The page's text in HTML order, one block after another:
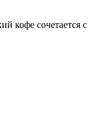
кофе сочетается с